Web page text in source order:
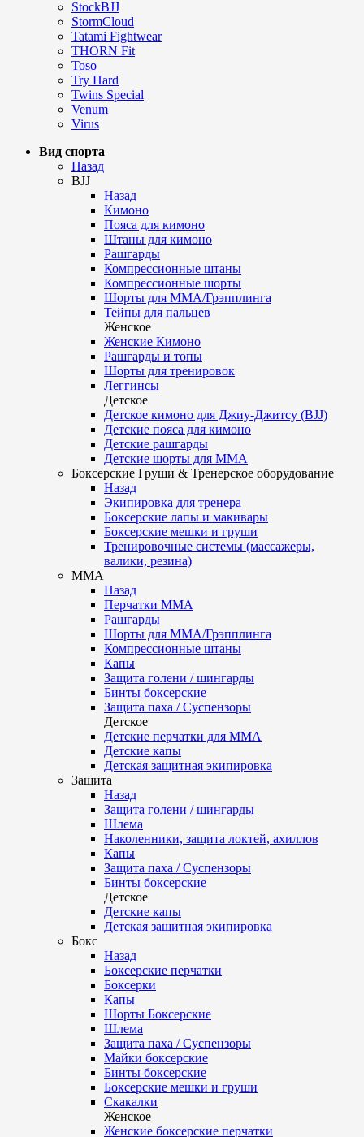
StockBJJ
StormCloud
Tatami Fightwear
THORN Fit
Toso
Try Hard
Twins Special
Venum
Virus
Вид спорта
Назад
BJJ
Назад
Кимоно
Пояса для кимоно
Штаны для кимоно
Рашгарды
Компрессионные штаны
Компрессионные шорты
Шорты для ММА/Грэпплинга
Тейпы для пальцев
Женское
Женские Кимоно
Рашгарды и топы
Шорты для тренировок
Леггинсы
Детское
Детское кимоно для Джиу-Джитсу (BJJ)
Детские пояса для кимоно
Детские рашгарды
Детские шорты для ММА
Боксерские Груши & Тренерское оборудование
Назад
Экипировка для тренера
Боксерские лапы и макивары
Боксерские мешки и груши
Тренировочные системы (массажеры,
валики, резина)
ММА
Назад
Перчатки ММА
Рашгарды
Шорты для ММА/Грэпплинга
Компрессионные штаны
Капы
Защита голени / шингарды
Бинты боксерские
Защита паха / Суспензоры
Детское
Детские перчатки для ММА
Детские капы
Детская защитная экипировка
Защита
Назад
Защита голени / шингарды
Шлема
Наколенники, защита локтей, ахиллов
Капы
Защита паха / Суспензоры
Бинты боксерские
Детское
Детские капы
Детская защитная экипировка
Бокс
Назад
Боксерские перчатки
Боксерки
Капы
Шорты Боксерские
Шлема
Защита паха / Суспензоры
Майки боксерские
Бинты боксерские
Боксерские мешки и груши
Скакалки
Женское
Женские боксерские перчатки